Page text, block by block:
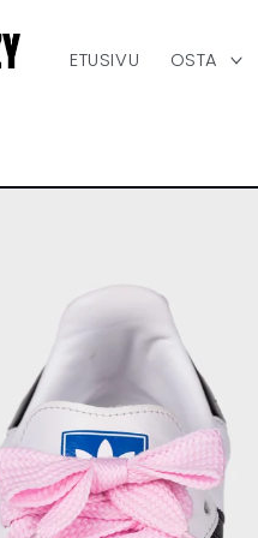
ETUSIVU OSTA